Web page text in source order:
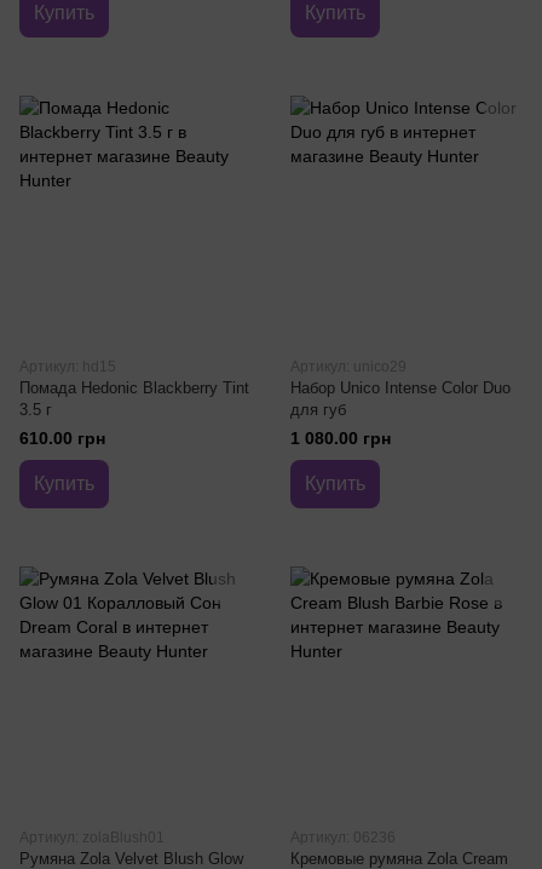
Купить Купить
Артикул: hd15
Помада Hedonic Blackberry Tint
3.5 г
610.00 грн
Купить
Артикул: unico29
Набор Unico Intense Color Duo
для губ
1 080.00 грн
Купить
Артикул: zolaBlush01
Румяна Zola Velvet Blush Glow
Артикул: 06236
Кремовые румяна Zola Cream